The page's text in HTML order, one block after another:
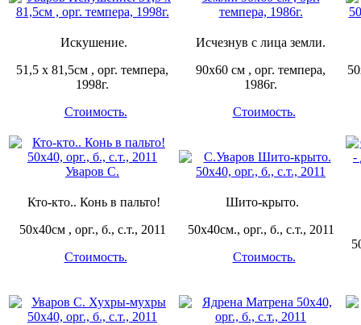
Искушение.
51,5 х 81,5см , орг. темпера,
1998г.
Стоимость.
Исчезнув с лица земли.
90х60 см , орг. темпера,
1986г.
Стоимость.
Кто-кто.. Конь в пальто!
50х40см , орг., б., с.т., 2011
Стоимость.
Шито-крыто.
50х40см., орг., б., с.т., 2011
Стоимость.